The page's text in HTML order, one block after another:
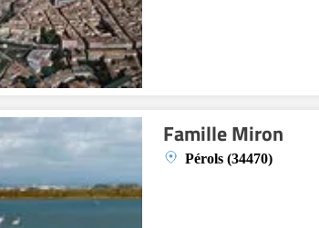
Famille Miron
Pérols (34470)